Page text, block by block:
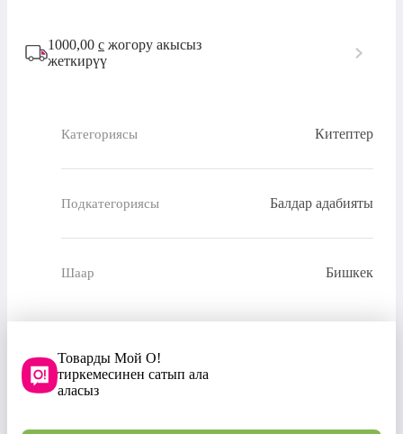
1000,00 с жогору акысыз
жеткирүү
Категориясы Китептер
Подкатегориясы Балдар адабияты
Шаар Бишкек
Товарды Мой О!
тиркемесинен сатып ала
аласыз